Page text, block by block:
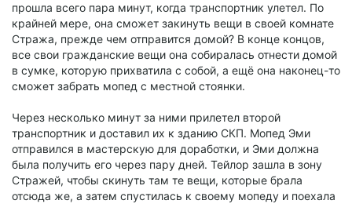
прошла всего пара минут, когда транспортник улетел. По
крайней мере, она сможет закинуть вещи в своей комнате
Стража, прежде чем отправится домой? В конце концов,
все свои гражданские вещи она собиралась отнести домой
в сумке, которую прихватила с собой, а ещё она наконец-то
сможет забрать мопед с местной стоянки.
Через несколько минут за ними прилетел второй
транспортник и доставил их к зданию СКП. Мопед Эми
отправился в мастерскую для доработки, и Эми должна
была получить его через пару дней. Тейлор зашла в зону
Стражей, чтобы скинуть там те вещи, которые брала
отсюда же, а затем спустилась к своему мопеду и поехала